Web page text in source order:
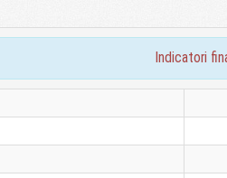
indicatori